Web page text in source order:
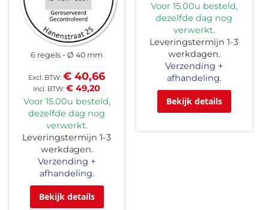
6 regels Ø 40 mm
€ 49,20
€ 40,66
Voor 15.00u besteld,
dezelfde dag nog
verwerkt.
Leveringstermijn 1-3
werkdagen.
Verzending +
afhandeling.
Bekijk details
Voor 15.00u besteld,
dezelfde dag nog
verwerkt.
Leveringstermijn 1-3
werkdagen.
Verzending +
afhandeling.
Bekijk details